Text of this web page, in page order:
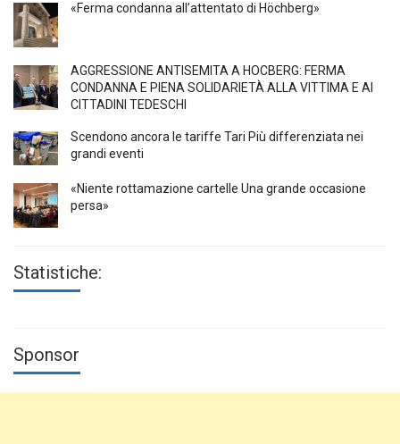
«Ferma condanna all’attentato di Höchberg»
AGGRESSIONE ANTISEMITA A HÖCBERG: FERMA
CONDANNA E PIENA SOLIDARIETÀ ALLA VITTIMA E AI
CITTADINI TEDESCHI
Scendono ancora le tariffe Tari Più differenziata nei
grandi eventi
«Niente rottamazione cartelle Una grande occasione
persa»
Statistiche:
Sponsor